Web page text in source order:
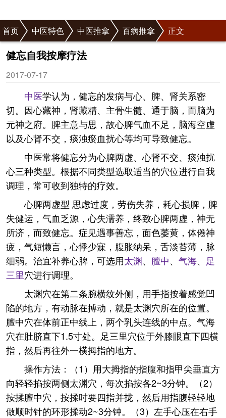
首页 中医特色 中医推拿 百病推拿 正文
健忘自我按摩疗法
2017-07-17
中医学认为，健忘的发病与心、脾、肾关系密
切。因心藏神，肾藏精、主骨生髓、通于脑，而脑为
元神之府。脾主意与思，故心脾气血不足，脑海空虚
以及心肾不交，痰浊瘀血扰心等均可导致健忘。
中医常将健忘分为心脾两虚、心肾不交、痰浊扰
心三种类型。根据不同类型选取适当的穴位进行自我
调理，常可收到独特的疗效。
心脾两虚型 思虑过度，劳伤失养，耗心损脾，脾
失健运，气血乏源，心失濡养，终致心脾两虚，神无
所济，而致健忘。症见遇事善忘，面色萎黄，体倦神
疲，气短懒言，心悸少寐，腹胀纳呆，舌淡苔薄，脉
细弱。治宜补养心脾，可选用太渊、 膻中、 气海、 足
三里穴进行调理。
太渊穴在第二条腕横纹外侧，用手指按着感觉凹
陷的地方，有动脉在搏动，就是太渊穴所在的位置。
膻中穴在体前正中线上，两个乳头连线的中点。气海
穴在肚脐直下1.5寸处。足三里穴位于外膝眼直下四横
指，然后再往外一横拇指的地方。
操作方法：（1）用大拇指的指腹和指甲尖垂直方
向轻轻掐按两侧太渊穴，每次掐按各2~3分钟。（2）
按揉膻中穴，按揉时要四指并拢，然后用指腹轻轻地
做顺时针的环形揉动2~3分钟。（3）左手心压在右手